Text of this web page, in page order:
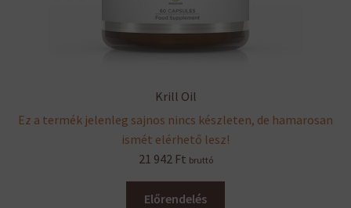
Krill Oil
Ez a termék jelenleg sajnos nincs készleten, de hamarosan
ismét elérhető lesz!
21 942 Ft bruttó
Előrendelés